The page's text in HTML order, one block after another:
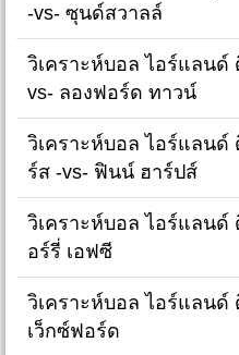
-vs- ซุนด์สวาลล์
วิเคราะห์บอล ไอร์แลน
vs- ลองฟอร์ด ทาวน์
วิเคราะห์บอล ไอร์แลนด์
ร์ส -vs- ฟินน์ ฮาร์ปส์
วิเคราะห์บอล ไอร์แลนด์
อร์รี่ เอฟซี
วิเคราะห์บอล ไอร์แลน
เว็กซ์ฟอร์ด